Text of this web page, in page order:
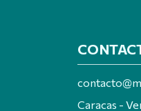
Caracas -